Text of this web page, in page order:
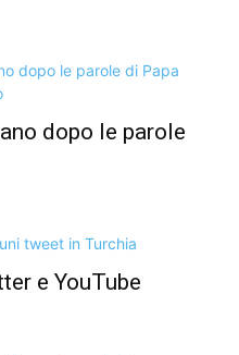
dopo le parole
e YouTube